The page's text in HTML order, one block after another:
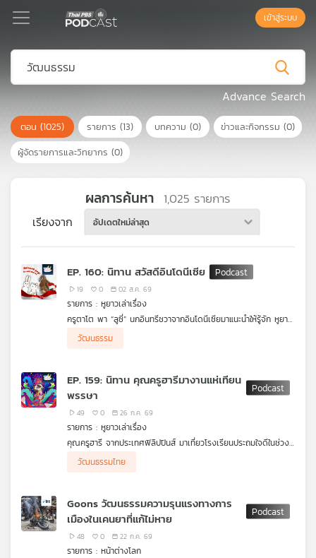
Podcast
เพล
ย์
ลิ
เพล
สต์
เพลง
และ
กิจกรรม
เข้าสู่ระบบ
Advance Search
ตอน (1025) รายการ (13) บทความ (0) ข่าวและกิจกรรม (0)
ผู้จัดรายการและวิทยากร (0)
ผลการค้นหา 1,025 รายการ
เรียงจาก อัปเดตใหม่ล่าสุด
EP. 160: นิทาน สวัสดีอินโดนีเซีย
19 0 02 ส.ค. 69
รายการ : หูยาวเล่าเรื่อง
ครูตาโต พา “ลูซี่” นกอินทรีชวาจากอินโดนีเซียมาแนะนำให้รู้จัก หูยาว
และสามสี จึงได้สนุกกับการฝึกพูดทักทายภาษาอินโดนีเซียอย่าง
"Selamat" และเรียนรู้วัฒนธรรมการทักทายด้วยการแตะหน้าอกแทน
แต่ความปรารถนาดีที่เป็นจุดเริ่มต้นของมิตรภาพนั้นเหมือนกันทุก
ประเทศ
นิทานหูยาวเล่าเรื่อง ผลงานร่วมผลิตระหว่าง Thai PBS Podcast
และ มหาวิทยาลัยหอการค้าไทย (UTCC)
วัฒนธรรม
EP. 159: นิทาน คุณครูฮารีมางานแห่เทียน
พรรษา
49 0 26 ก.ค. 69
รายการ : หูยาวเล่าเรื่อง
คุณครูฮารี จากประเทศฟิลิปปินส์ มาเที่ยวโรงเรียนประถมใจดีในช่วง
วันเข้าพรรษา ทำให้รู้จักกับวันสำคัญทางพระพุทธศาสนาของไทย เด็ก
จึงสงสัยว่าที่ ประเทศฟิลิปปินส์มีงานแบบนี้ไหม? ครูฮารีจึงเล่าถึงงาน
ฟิลิปปินส์
นิทานหูยาวเล่าเรื่อง ผลงานร่วมผลิตระหว่าง Thai PBS Podcast
และ มหาวิทยาลัยหอการค้าไทย (UTCC)
วัฒนธรรมไทย
Goons วัฒนธรรมความรุนแรงทางการ
เมืองในเคนยาที่แก้ไม่หาย
48 0 22 ก.ค. 69
รายการ : หน้าต่างโลก